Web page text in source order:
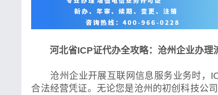
河北省ICP证代办全攻略：沧州企业办理
沧州企业开展互联网信息服务业务时，
合法经营凭证。无论您是沧州的初创科技公